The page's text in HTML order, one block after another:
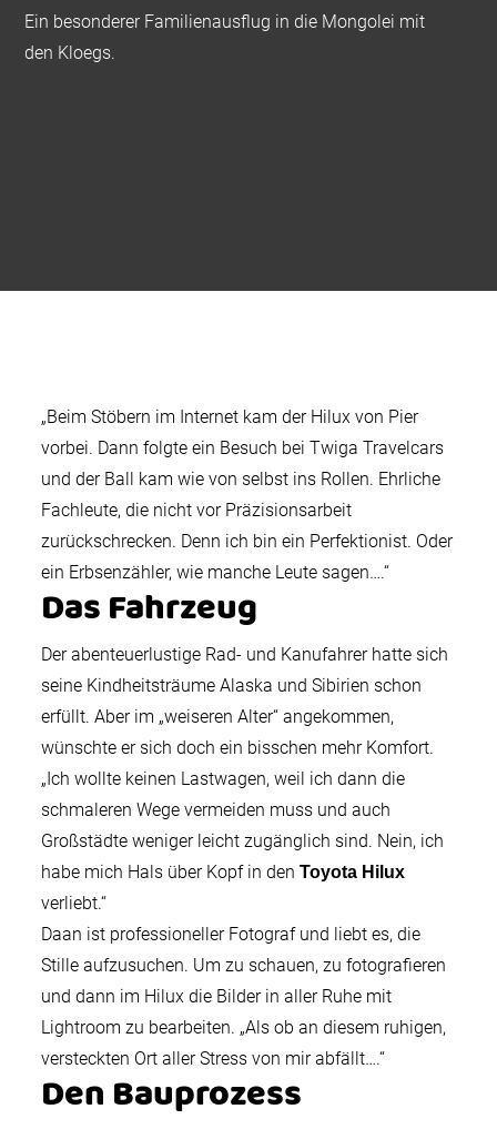
Ein besonderer Familienausflug in die Mongolei mit
den Kloegs.
„Beim Stöbern im Internet kam der Hilux von Pier
vorbei. Dann folgte ein Besuch bei Twiga Travelcars
und der Ball kam wie von selbst ins Rollen. Ehrliche
Fachleute, die nicht vor Präzisionsarbeit
zurückschrecken. Denn ich bin ein Perfektionist. Oder
ein Erbsenzähler, wie manche Leute sagen….“
Das Fahrzeug
Der abenteuerlustige Rad- und Kanufahrer hatte sich
seine Kindheitsträume Alaska und Sibirien schon
erfüllt. Aber im „weiseren Alter“ angekommen,
wünschte er sich doch ein bisschen mehr Komfort.
„Ich wollte keinen Lastwagen, weil ich dann die
schmaleren Wege vermeiden muss und auch
Großstädte weniger leicht zugänglich sind. Nein, ich
habe mich Hals über Kopf in denToyota Hilux
verliebt.“
Daan ist professioneller Fotograf und liebt es, die
Stille aufzusuchen. Um zu schauen, zu fotografieren
und dann im Hilux die Bilder in aller Ruhe mit
Lightroom zu bearbeiten. „Als ob an diesem ruhigen,
versteckten Ort aller Stress von mir abfällt….“
Den Bauprozess